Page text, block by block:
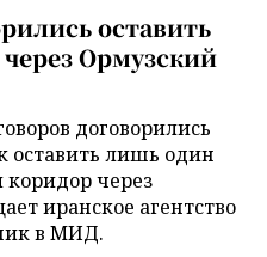
оставить
Ормузский
договорились
оставить лишь один
через
иранское агентство
в МИД.